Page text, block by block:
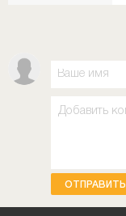
ОТПРАВИТЬ